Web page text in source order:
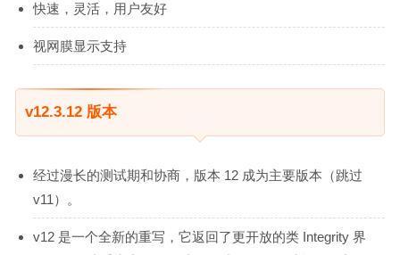
快速，灵活，用户友好
视网膜显示支持
v12.3.12 版本
经过漫长的测试期和协商，版本 12 成为主要版本（跳过
v11）。
v12 是一个全新的重写，它返回了更开放的类 Integrity 界